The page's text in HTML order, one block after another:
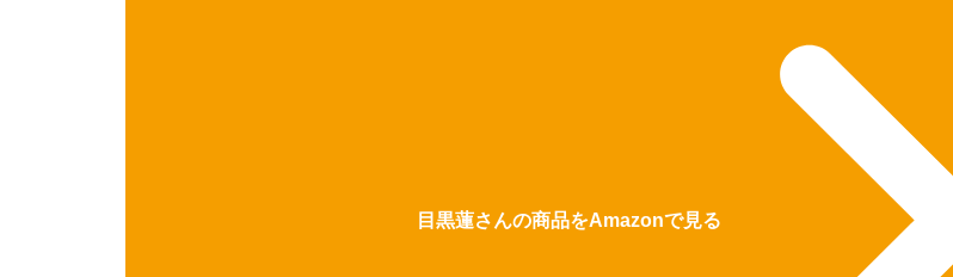
目黒蓮さんの商品をAmazonで見る